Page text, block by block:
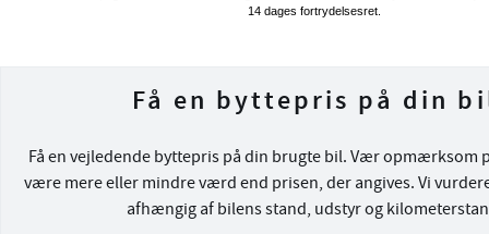
Hos Cars har du altid mulighed for:
💳 Attraktive finansieringsmuligheder både med og uden
💼 Skarpe forsikringstilbud
🔄 Vi byder på alle biler – Uanset alder, kilometer og mærke
☕ Vi har altid kaffe på kanden og tid til en uforpligtende snak
Få en byttepris på din
Få en vejledende byttepris på din brugte bil. Vær opmærksom
være mere eller mindre værd end prisen, der angives. Vi
afhængig af bilens stand, udstyr og